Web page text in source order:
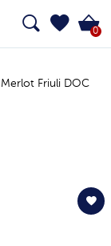
0
Merlot Friuli DOC